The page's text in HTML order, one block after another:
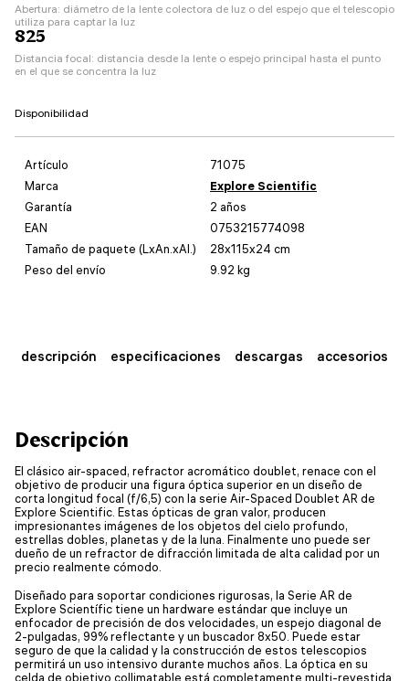
Abertura: diámetro de la lente colectora de luz o del espejo que el telescopio
utiliza para captar la luz
825
Distancia focal: distancia desde la lente o espejo principal hasta el punto
en el que se concentra la luz
Disponibilidad
Artículo
71075
Marca
Explore Scientific
Garantía
2 años
EAN
0753215774098
Tamaño de paquete (LxAn.xAl.)
28x115x24 cm
Peso del envío
9.92 kg
descripción especificaciones descargas accesorios
Descripción
El clásico air-spaced, refractor acromático doublet, renace con el
objetivo de producir una figura óptica superior en un diseño de
corta longitud focal (f/6,5) con la serie Air-Spaced Doublet AR de
Explore Scientific. Estas ópticas de gran valor, producen
impresionantes imágenes de los objetos del cielo profundo,
estrellas dobles, planetas y de la luna. Finalmente uno puede ser
dueño de un refractor de difracción limitada de alta calidad por un
precio realmente cómodo.
Diseñado para soportar condiciones rigurosas, la Serie AR de
Explore Scientífic tiene un hardware estándar que incluye un
enfocador de precisión de dos velocidades, un espejo diagonal de
2-pulgadas, 99% reflectante y un buscador 8x50. Puede estar
seguro de que la calidad y la construcción de estos telescopios
permitirá un uso intensivo durante muchos años. La óptica en su
celda de objetivo collimatable está completamente multi-revestida